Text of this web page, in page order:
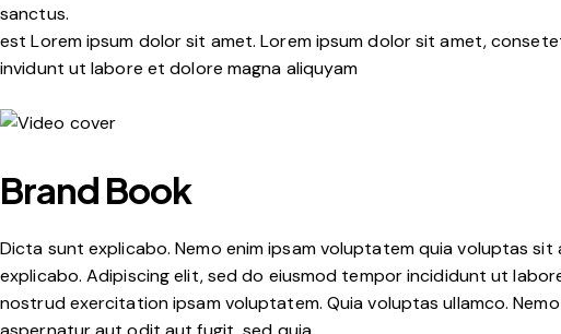
sanctus.
est Lorem ipsum dolor sit amet. Lorem ipsum dolor sit amet,
invidunt ut labore et dolore magna aliquyam
Brand Book
Dicta sunt explicabo. Nemo enim ipsam voluptatem quia voluptas
explicabo. Adipiscing elit, sed do eiusmod tempor incididunt ut
nostrud exercitation ipsam voluptatem. Quia voluptas ullamco.